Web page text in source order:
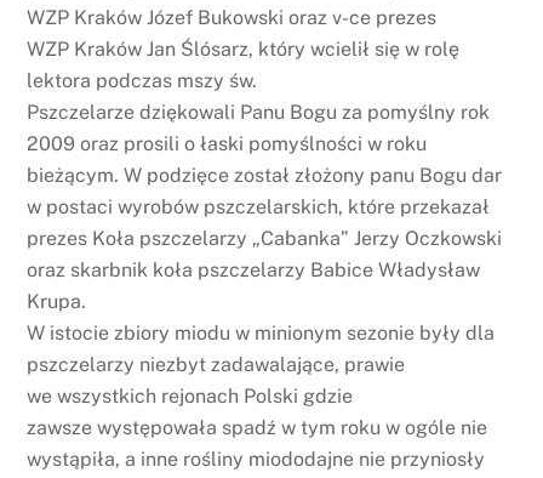
WZP Kraków Józef Bukowski oraz v-ce prezes
WZP Kraków Jan Ślósarz, który wcielił się w rolę
lektora podczas mszy św.
Pszczelarze dziękowali Panu Bogu za pomyślny rok
2009 oraz prosili o łaski pomyślności w roku
bieżącym. W podzięce został złożony panu Bogu dar
w postaci wyrobów pszczelarskich, które przekazał
prezes Koła pszczelarzy „Cabanka” Jerzy Oczkowski
oraz skarbnik koła pszczelarzy Babice Władysław
Krupa.
W istocie zbiory miodu w minionym sezonie były dla
pszczelarzy niezbyt zadawalające, prawie
we wszystkich rejonach Polski gdzie
zawsze występowała spadź w tym roku w ogóle nie
wystąpiła, a inne rośliny miododajne nie przyniosły